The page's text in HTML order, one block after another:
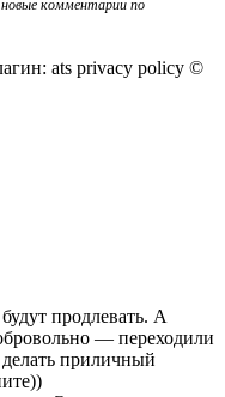
комментарии по
ats privacy policy ©
продлевать. А
— переходили
приличный